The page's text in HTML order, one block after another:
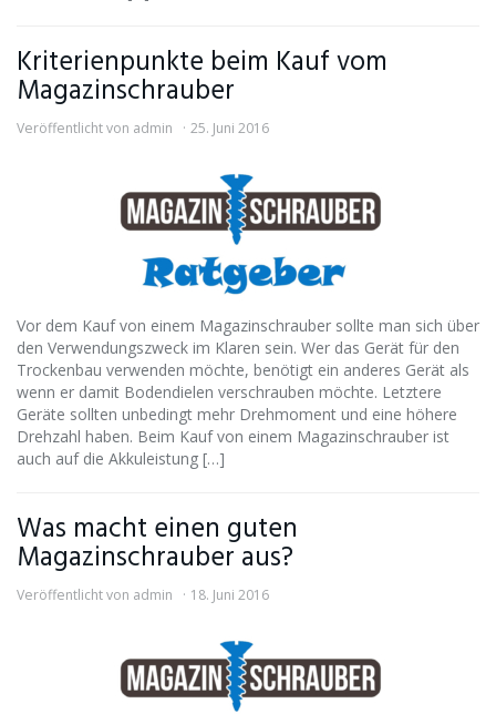
Kriterienpunkte beim Kauf vom
Magazinschrauber
Veröffentlicht von admin 25. Juni 2016
Vor dem Kauf von einem Magazinschrauber sollte man sich über
den Verwendungszweck im Klaren sein. Wer das Gerät für den
Trockenbau verwenden möchte, benötigt ein anderes Gerät als
wenn er damit Bodendielen verschrauben möchte. Letztere
Geräte sollten unbedingt mehr Drehmoment und eine höhere
Drehzahl haben. Beim Kauf von einem Magazinschrauber ist
auch auf die Akkuleistung […]
Was macht einen guten
Magazinschrauber aus?
Veröffentlicht von admin 18. Juni 2016